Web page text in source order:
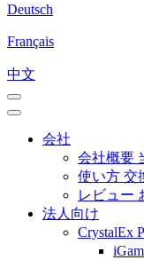
Deutsch
Français
中文
会社
会社概要
使い方 交
レビュー
法人向け
CrystalEx